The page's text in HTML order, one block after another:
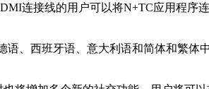
连接线的用户可以将N+TC应用程
、西班牙语、意大利语和简体和繁体